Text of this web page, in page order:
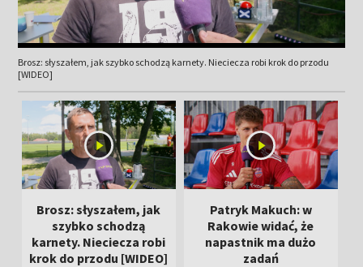
Brosz: słyszałem, jak szybko schodzą karnety. Nieciecza robi krok do przodu
[WIDEO]
Brosz: słyszałem, jak
szybko schodzą
karnety. Nieciecza robi
krok do przodu [WIDEO]
Patryk Makuch: w
Rakowie widać, że
napastnik ma dużo
zadań